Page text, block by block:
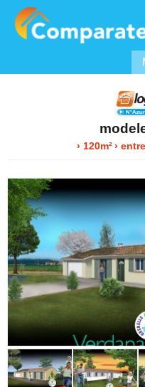
› 120m² › entre